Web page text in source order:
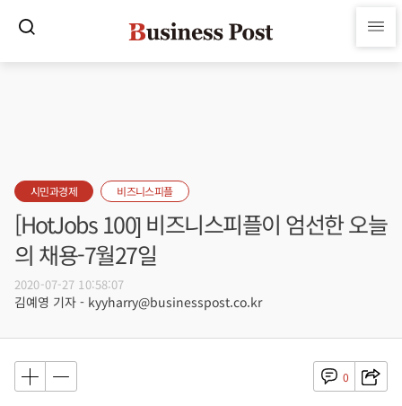
시민과경제 비즈니스피플
[HotJobs 100] 비즈니스피플이 엄선한 오늘
의 채용-7월27일
2020-07-27 10:58:07
김예영 기자 - kyyharry@businesspost.co.kr
0